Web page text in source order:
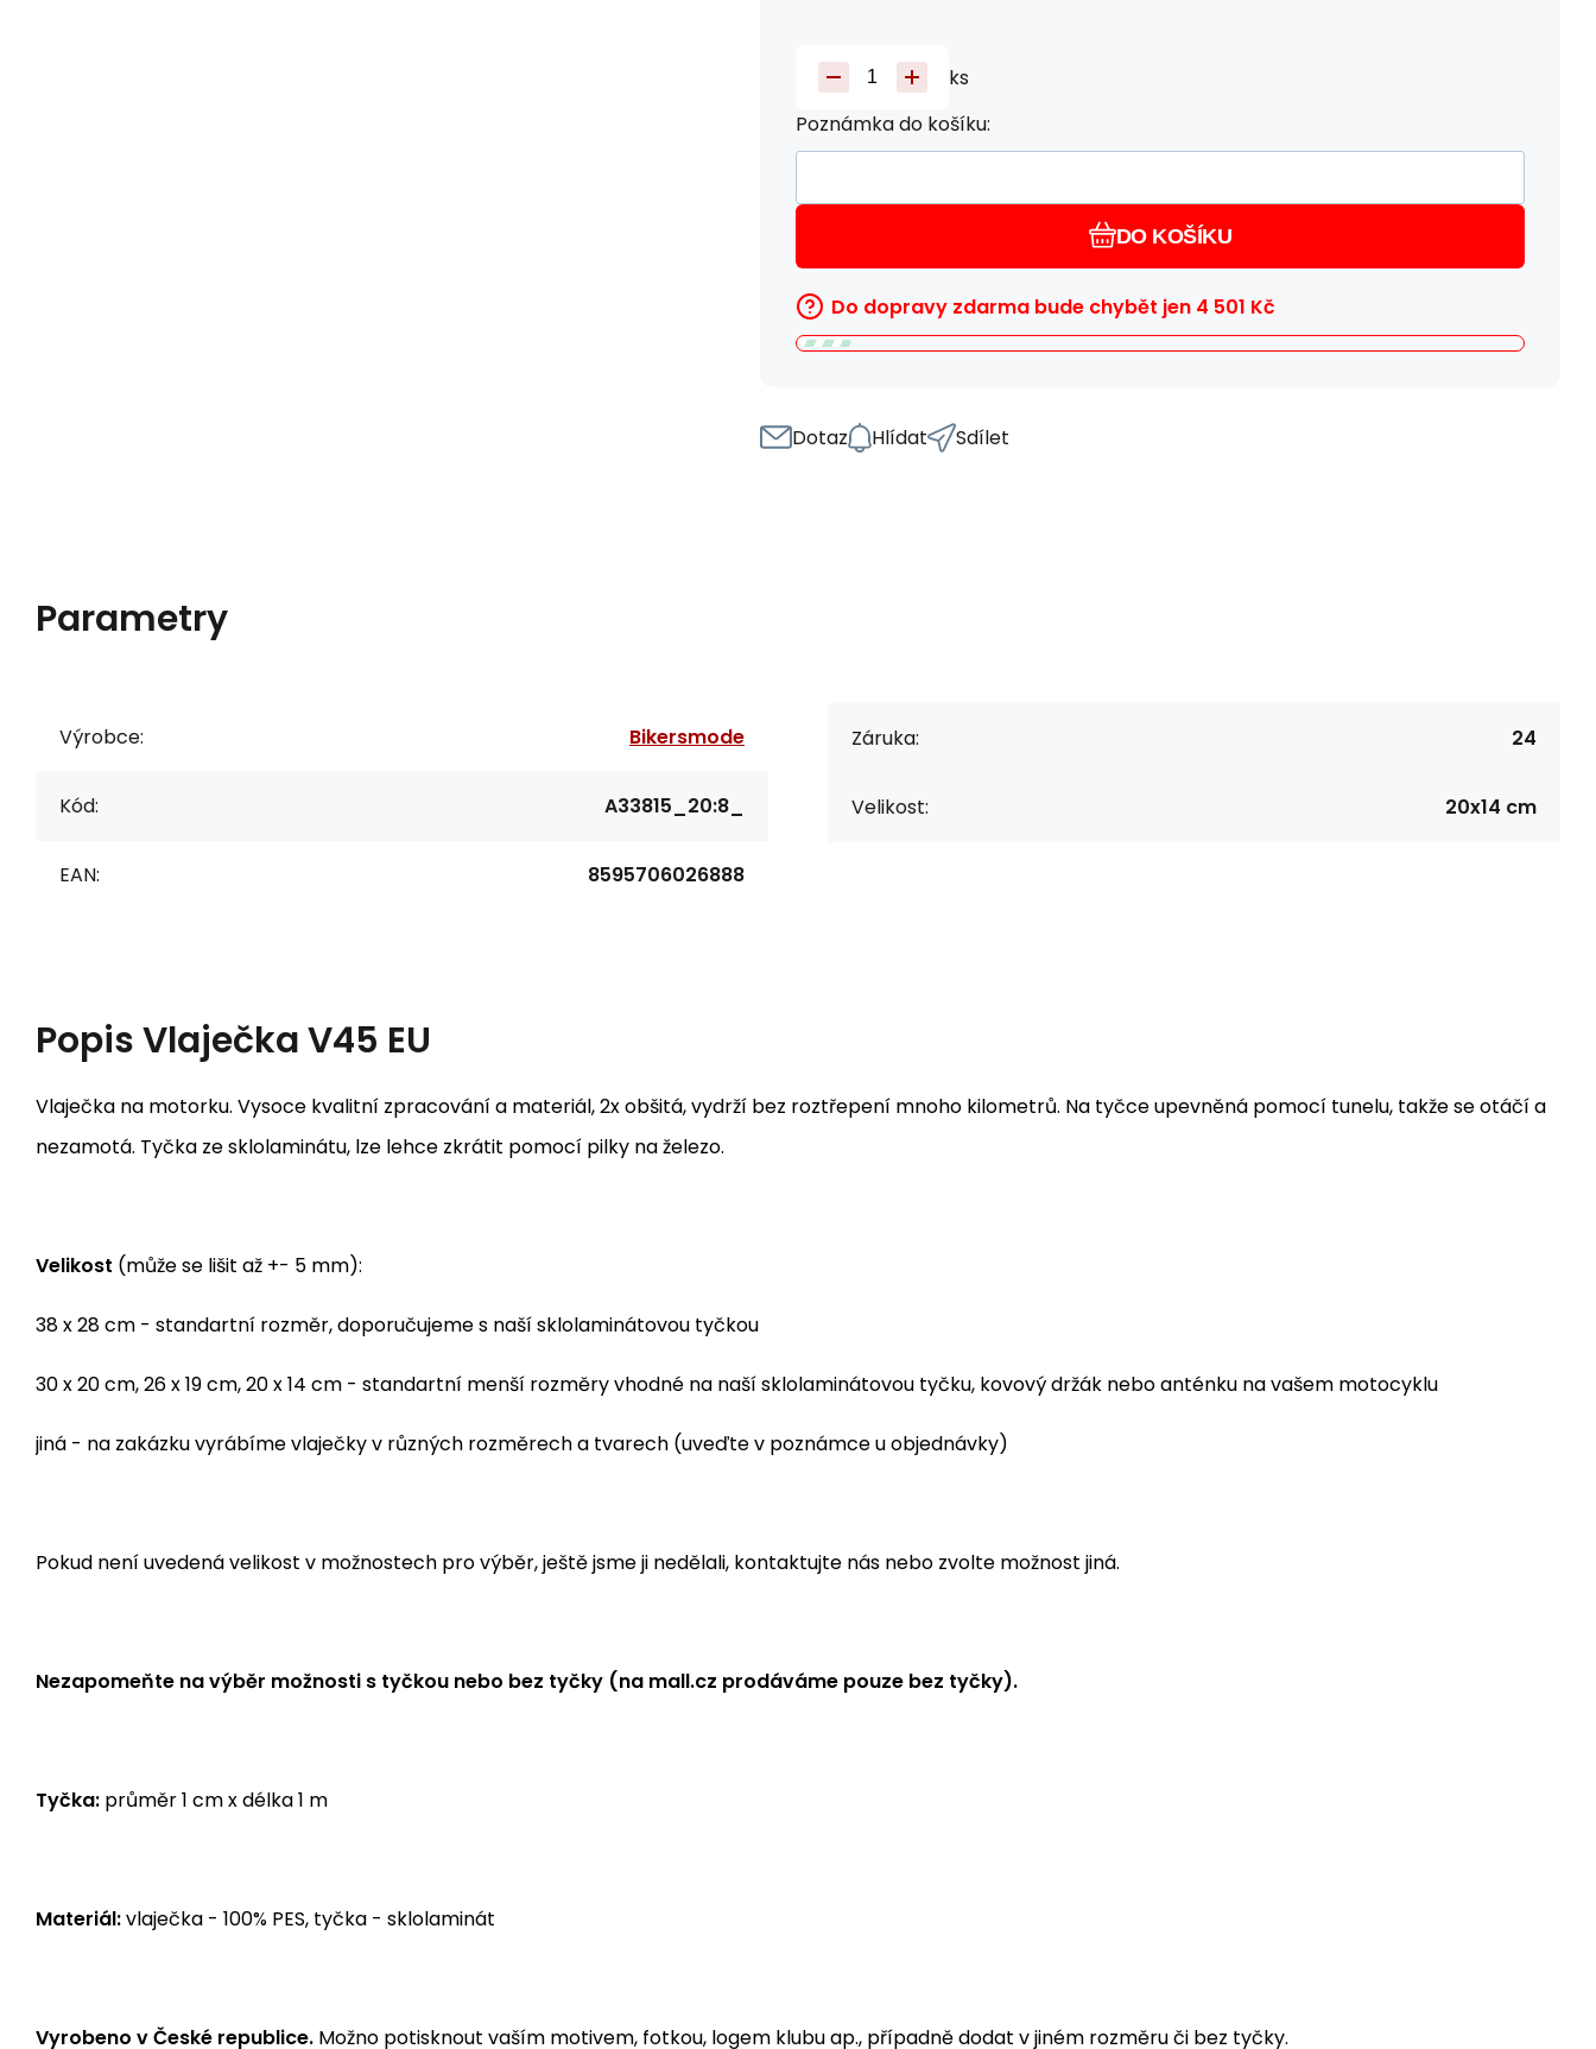
ks
Poznámka do košíku:
DO KOŠÍKU
Do dopravy zdarma bude chybět jen 4 501 Kč
Dotaz Hlídat Sdílet
Parametry
Výrobce: Bikersmode
Kód: A33815_20:8_
EAN: 8595706026888
Záruka: 24
Velikost: 20x14 cm
PopisVlaječka V45 EU
Vlaječka na motorku. Vysoce kvalitní zpracování a materiál, 2x obšitá, vydrží bez roztřepení mnoho kilometrů. Na tyčce upevněná pomocí tunelu, takže se otáčí a
nezamotá. Tyčka ze sklolaminátu, lze lehce zkrátit pomocí pilky na železo.
Velikost (může se lišit až +- 5 mm):
38 x 28 cm - standartní rozměr, doporučujeme s naší sklolaminátovou tyčkou
30 x 20 cm, 26 x 19 cm, 20 x 14 cm - standartní menší rozměry vhodné na naší sklolaminátovou tyčku, kovový držák nebo anténku na vašem motocyklu
jiná - na zakázku vyrábíme vlaječky v různých rozměrech a tvarech (uveďte v poznámce u objednávky)
Pokud není uvedená velikost v možnostech pro výběr, ještě jsme ji nedělali, kontaktujte nás nebo zvolte možnost jiná.
Nezapomeňte na výběr možnosti s tyčkou nebo bez tyčky (na mall.cz prodáváme pouze bez tyčky).
Tyčka: průměr 1 cm x délka 1 m
Materiál:vlaječka - 100% PES, tyčka - sklolaminát
Vyrobeno v České republice. Možno potisknout vaším motivem, fotkou, logem klubu ap., případně dodat v jiném rozměru či bez tyčky.